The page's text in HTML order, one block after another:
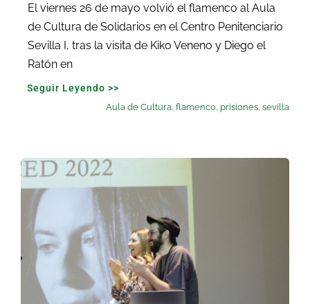
El viernes 26 de mayo volvió el flamenco al Aula
de Cultura de Solidarios en el Centro Penitenciario
Sevilla I, tras la visita de Kiko Veneno y Diego el
Ratón en
Seguir Leyendo >>
Aula de Cultura ,flamenco prisiones ,sevilla